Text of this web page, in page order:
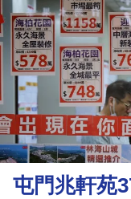
專
題
投
資
樓
市
理
財
屯門兆軒苑